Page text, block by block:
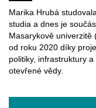
Marika Hrubá
studia a dnes je
Masarykově univerzitě
od roku 2020 díky
politiky, infrastruktury
otevřené vědy.